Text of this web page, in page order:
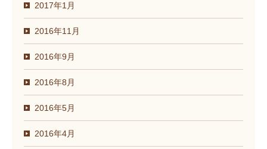
2017年1月
2016年11月
2016年9月
2016年8月
2016年5月
2016年4月